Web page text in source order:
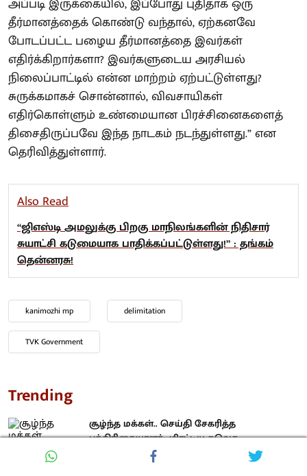
தீர்மானத்தைக் கொண்டு வந்தால், ஏற்கனவே
போடப்பட்ட பழைய தீர்மானத்தை இவர்கள்
எதிர்க்கிறார்களா? இவர்களுடைய அரசியல்
நிலைப்பாட்டில் என்ன மாற்றம் ஏற்பட்டுள்ளது?
சுருக்கமாகச் சொன்னால், விவசாயிகள்
எதிர்கொள்ளும் உண்மையான பிரச்சினைகளைத்
திசைதிருப்பவே இந்த நாடகம் நடந்துள்ளது.” என
தெரிவித்துள்ளார்.
Also Read
“ஜிஎஸ்டி அமலுக்கு பிறகு மாநிலங்களின் நிதிசார்
சுயாட்சி கடுமையாக பாதிக்கப்பட்டுள்ளது!” : தங்கம்
தென்னரசு!
kanimozhi mp delimitation
TVK Government
Trending
சூழ்ந்த மக்கள்.. செய்தி சேகரித்த
பத்திரிகையாளர்.. மிரட்டிய தவெக
அமைச்சரின் ஆதரவாளர்.. வைரலாகும்